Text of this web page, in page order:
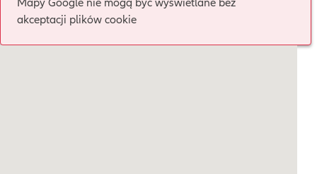
akceptacji plików cookie